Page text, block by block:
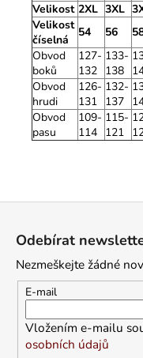
Velikost 2XL 3XL
Velikost
číselná
54 56
Obvod
boků
127-
132
133-
138
Obvod
hrudi
126-
131
132-
137
Obvod
pasu
109-
114
115-
121
Odebírat
Nezmeškejte žádné
E-mail
Vložením e-mailu
osobních údajů